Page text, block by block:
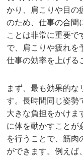
かり、肩こりや目の
のため、仕事の合間
ことは非常に重要で
で、肩こりや疲れを
仕事の効率を上げる
まず、最も効果的な
す。長時間同じ姿勢
大きな負担をかけま
に体を動かすことが
を行うことで、筋肉
ができます。例えば